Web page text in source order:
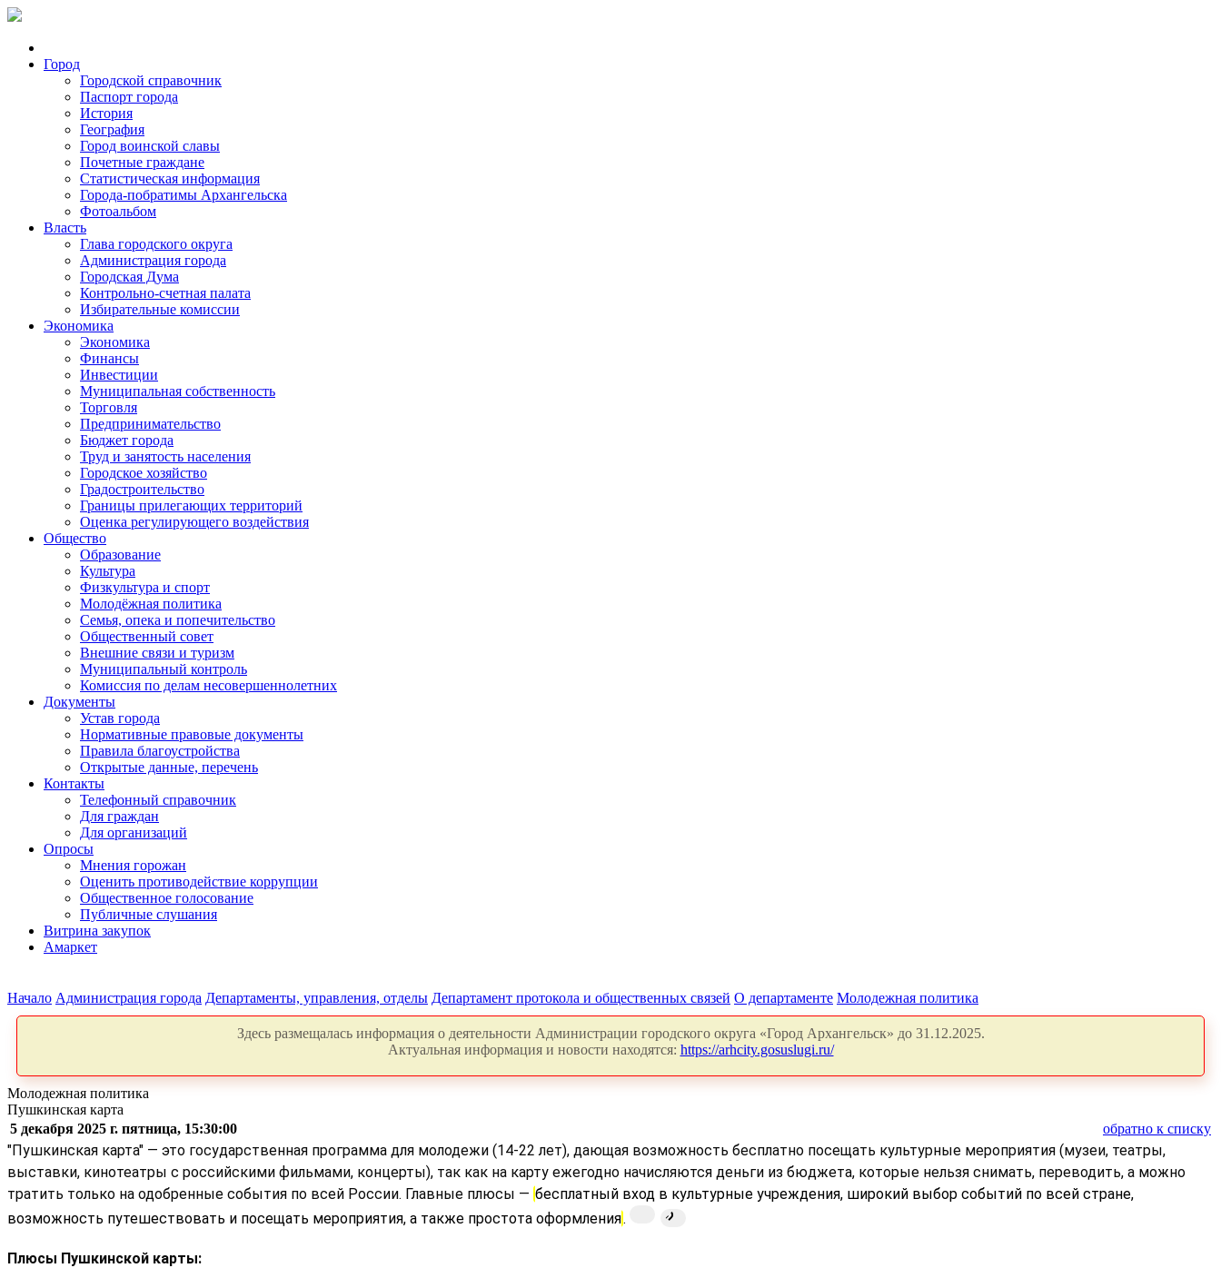
Город
Городской справочник
Паспорт города
История
География
Город воинской славы
Почетные граждане
Статистическая информация
Города-побратимы Архангельска
Фотоальбом
Власть
Глава городского округа
Администрация города
Городская Дума
Контрольно-счетная палата
Избирательные комиссии
Экономика
Экономика
Финансы
Инвестиции
Муниципальная собственность
Торговля
Предпринимательство
Бюджет города
Труд и занятость населения
Городское хозяйство
Градостроительство
Границы прилегающих территорий
Оценка регулирующего воздействия
Общество
Образование
Культура
Физкультура и спорт
Молодёжная политика
Семья, опека и попечительство
Общественный совет
Внешние связи и туризм
Муниципальный контроль
Комиссия по делам несовершеннолетних
Документы
Устав города
Нормативные правовые документы
Правила благоустройства
Открытые данные, перечень
Контакты
Телефонный справочник
Для граждан
Для организаций
Опросы
Мнения горожан
Оценить противодействие коррупции
Общественное голосование
Публичные слушания
Витрина закупок
Амаркет
Начало Администрация города Департаменты, управления, отделы Департамент протокола и общественных связей О департаменте Молодежная политика
Здесь размещалась информация о деятельности Администрации городского округа «Город Архангельск» до 31.12.2025.
Актуальная информация и новости находятся: https://arhcity.gosuslugi.ru/
Молодежная политика
Пушкинская карта
5 декабря 2025 г. пятница, 15:30:00
обратно к списку
"Пушкинская карта" — это государственная программа для молодежи (14-22 лет), дающая возможность бесплатно посещать культурные мероприятия (музеи, театры,
выставки, кинотеатры с российскими фильмами, концерты), так как на карту ежегодно начисляются деньги из бюджета, которые нельзя снимать, переводить, а можно
тратить только на одобренные события по всей России. Главные плюсы — бесплатный вход в культурные учреждения, широкий выбор событий по всей стране,
возможность путешествовать и посещать мероприятия, а также простота оформления.
Плюсы Пушкинской карты: